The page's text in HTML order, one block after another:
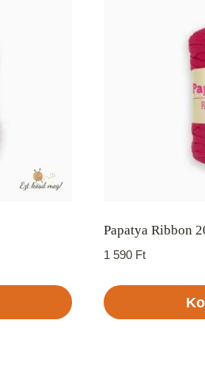
Papatya Ribbon
1 590 Ft